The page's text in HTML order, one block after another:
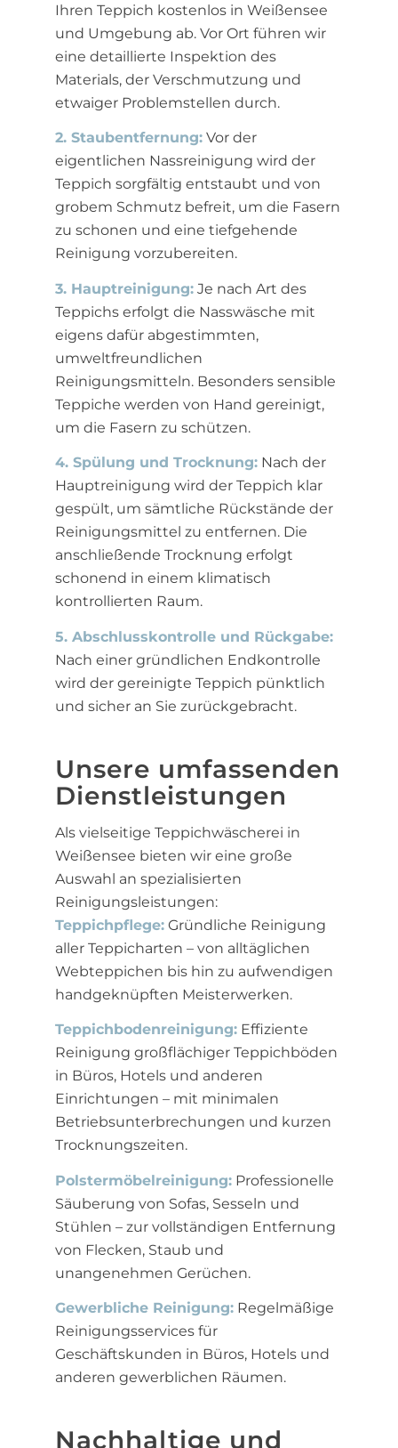
Ihren Teppich kostenlos in Weißensee
und Umgebung ab. Vor Ort führen wir
eine detaillierte Inspektion des
Materials, der Verschmutzung und
etwaiger Problemstellen durch.
2. Staubentfernung: Vor der
eigentlichen Nassreinigung wird der
Teppich sorgfältig entstaubt und von
grobem Schmutz befreit, um die Fasern
zu schonen und eine tiefgehende
Reinigung vorzubereiten.
3. Hauptreinigung: Je nach Art des
Teppichs erfolgt die Nasswäsche mit
eigens dafür abgestimmten,
umweltfreundlichen
Reinigungsmitteln. Besonders sensible
Teppiche werden von Hand gereinigt,
um die Fasern zu schützen.
4. Spülung und Trocknung: Nach der
Hauptreinigung wird der Teppich klar
gespült, um sämtliche Rückstände der
Reinigungsmittel zu entfernen. Die
anschließende Trocknung erfolgt
schonend in einem klimatisch
kontrollierten Raum.
5. Abschlusskontrolle und Rückgabe:
Nach einer gründlichen Endkontrolle
wird der gereinigte Teppich pünktlich
und sicher an Sie zurückgebracht.
Unsere umfassenden
Dienstleistungen
Als vielseitige Teppichwäscherei in
Weißensee bieten wir eine große
Auswahl an spezialisierten
Reinigungsleistungen:
Teppichpflege: Gründliche Reinigung
aller Teppicharten – von alltäglichen
Webteppichen bis hin zu aufwendigen
handgeknüpften Meisterwerken.
Teppichbodenreinigung: Effiziente
Reinigung großflächiger Teppichböden
in Büros, Hotels und anderen
Einrichtungen – mit minimalen
Betriebsunterbrechungen und kurzen
Trocknungszeiten.
Polstermöbelreinigung: Professionelle
Säuberung von Sofas, Sesseln und
Stühlen – zur vollständigen Entfernung
von Flecken, Staub und
unangenehmen Gerüchen.
Gewerbliche Reinigung: Regelmäßige
Reinigungsservices für
Geschäftskunden in Büros, Hotels und
anderen gewerblichen Räumen.
Nachhaltige und